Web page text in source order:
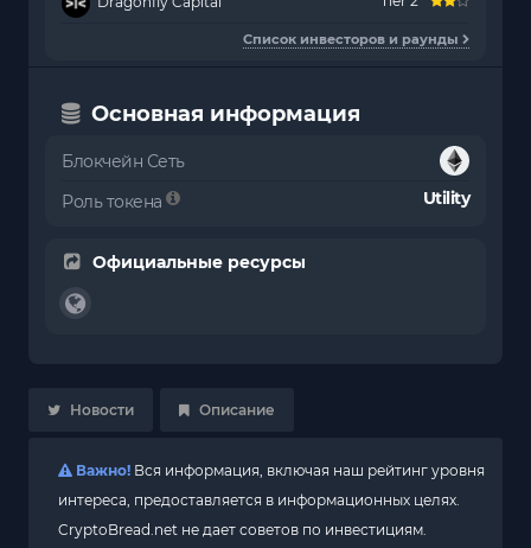
Список инвесторов и раунды
Основная информация
Блокчейн Сеть
Роль токена
Utility
Официальные ресурсы
Новости Описание
Важно! Вся информация, включая наш рейтинг уровня
интереса, предоставляется в информационных целях.
CryptoBread.net не дает советов по инвестициям.